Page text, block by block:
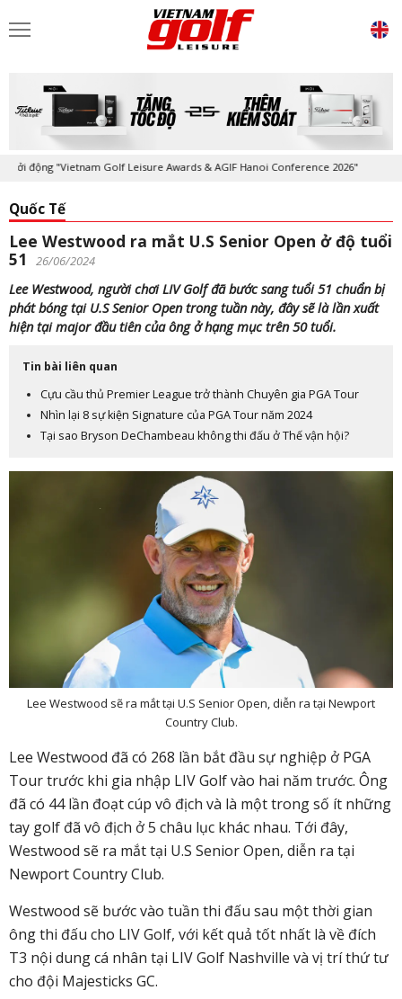
động "Vietnam Golf Leisure Awards & AGIF Hanoi Conference 2026"
Quốc Tế
Lee Westwood ra mắt U.S Senior Open ở độ tuổi
51
26/06/2024
Lee Westwood, người chơi LIV Golf đã bước sang tuổi 51 chuẩn bị
phát bóng tại U.S Senior Open trong tuần này, đây sẽ là lần xuất
hiện tại major đầu tiên của ông ở hạng mục trên 50 tuổi.
Tin bài liên quan
Cựu cầu thủ Premier League trở thành Chuyên gia PGA Tour
Nhìn lại 8 sự kiện Signature của PGA Tour năm 2024
Tại sao Bryson DeChambeau không thi đấu ở Thế vận hội?
Lee Westwood sẽ ra mắt tại U.S Senior Open, diễn ra tại Newport
Country Club.
Lee Westwood đã có 268 lần bắt đầu sự nghiệp ở PGA
Tour trước khi gia nhập LIV Golf vào hai năm trước. Ông
đã có 44 lần đoạt cúp vô địch và là một trong số ít những
tay golf đã vô địch ở 5 châu lục khác nhau. Tới đây,
Westwood sẽ ra mắt tại U.S Senior Open, diễn ra tại
Newport Country Club.
Westwood sẽ bước vào tuần thi đấu sau một thời gian
ông thi đấu cho LIV Golf, với kết quả tốt nhất là về đích
T3 nội dung cá nhân tại LIV Golf Nashville và vị trí thứ tư
cho đội Majesticks GC.